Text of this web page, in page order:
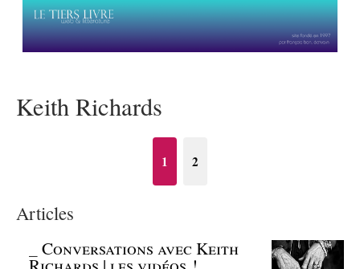
Keith Richards
1 2
Articles
_Conversations avec Keith